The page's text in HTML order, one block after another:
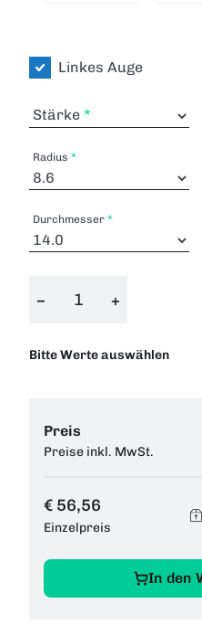
Linkes Auge
Stärke
Radius
Durchmesser
− +
Bitte Werte auswählen
Preis
Preise inkl. MwSt.
€ 56,56
Einzelpreis
In den